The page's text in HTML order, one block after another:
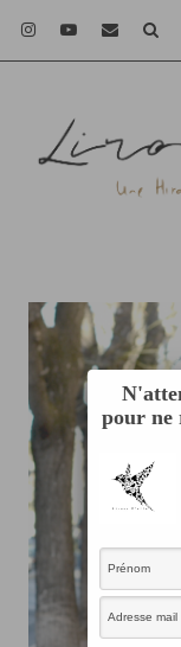
pour ne